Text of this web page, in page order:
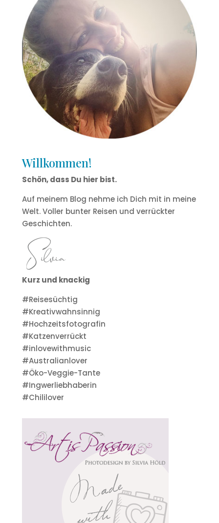
Willkommen!
Schön, dass Du hier bist.
Auf meinem Blog nehme ich Dich mit in meine
Welt. Voller bunter Reisen und verrückter
Geschichten.
Kurz und knackig
#Reisesüchtig
#Kreativwahnsinnig
#Hochzeitsfotografin
#Katzenverrückt
#inlovewithmusic
#Australianlover
#Öko-Veggie-Tante
#Ingwerliebhaberin
#Chililover